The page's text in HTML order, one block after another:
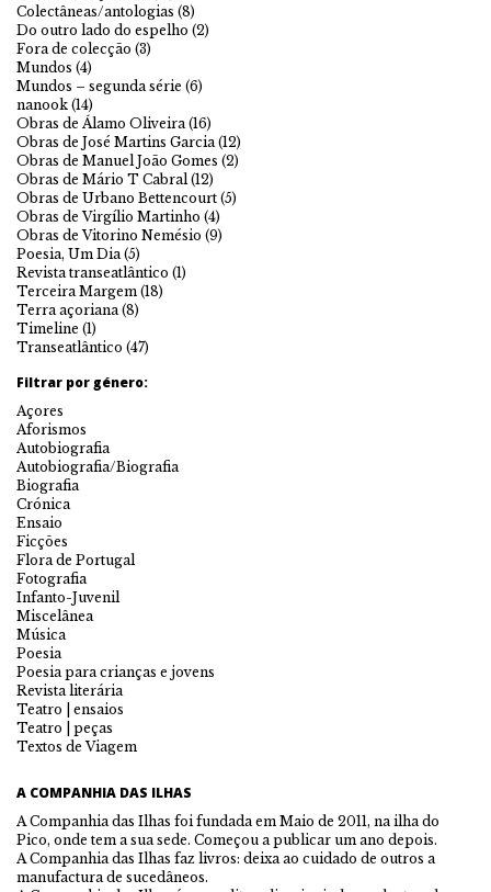
Colectâneas/antologias (8)
Do outro lado do espelho (2)
Fora de colecção (3)
Mundos (4)
Mundos – segunda série (6)
nanook (14)
Obras de Álamo Oliveira(16)
Obras de José Martins Garcia(12)
Obras de Manuel João Gomes (2)
Obras de Mário T Cabral(12)
Obras de Urbano Bettencourt (5)
Obras de Virgílio Martinho (4)
Obras de Vitorino Nemésio (9)
Poesia, Um Dia(5)
Revista transeatlântico (1)
Terceira Margem (18)
Terra açoriana(8)
Timeline (1)
Transeatlântico (47)
Filtrar por género:
Açores
Aforismos
Autobiografia
Autobiografia/Biografia
Biografia
Crónica
Ensaio
Ficções
Flora de Portugal
Fotografia
Infanto-Juvenil
Miscelânea
Música
Poesia
Poesia para crianças e jovens
Revista literária
Teatro | ensaios
Teatro | peças
Textos de Viagem
A COMPANHIA DAS ILHAS
A Companhia das Ilhas foi fundada em Maio de 2011, na ilha do
Pico, onde tem a sua sede. Começou a publicar um ano depois.
A Companhia das Ilhas faz livros: deixa ao cuidado de outros a
manufactura de sucedâneos.